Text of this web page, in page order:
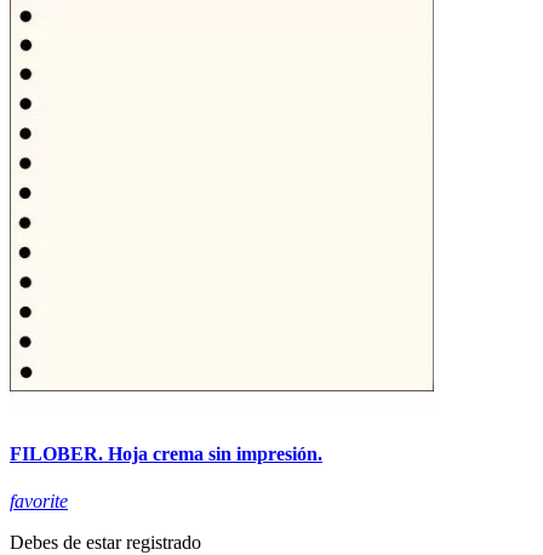
FILOBER. Hoja crema sin impresión.
favorite
Debes de estar registrado